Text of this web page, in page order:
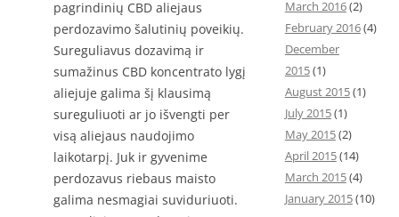
pagrindinių CBD aliejaus
perdozavimo šalutinių poveikių.
Sureguliavus dozavimą ir
sumažinus CBD koncentrato lygį
aliejuje galima šį klausimą
sureguliuoti ar jo išvengti per
visą aliejaus naudojimo
laikotarpį. Juk ir gyvenime
perdozavus riebaus maisto
galima nesmagiai suviduriuoti.
March 2016(2)
February 2016(4)
December
2015(1)
August 2015(1)
July 2015(1)
May 2015(2)
April 2015(14)
March 2015(4)
January 2015(10)